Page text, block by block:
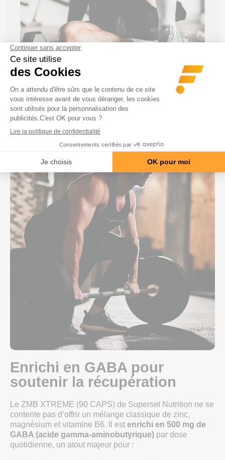
Enrichi en GABA pour
soutenir la récupération
Le ZMB XTREME (90 CAPS) de Superset Nutrition ne se
contente pas d’offrir un mélange classique de zinc,
magnésium et vitamine B6. Il est enrichi en 500 mg de
GABA (acide gamma-aminobutyrique) par dose
quotidienne, un atout majeur pour :